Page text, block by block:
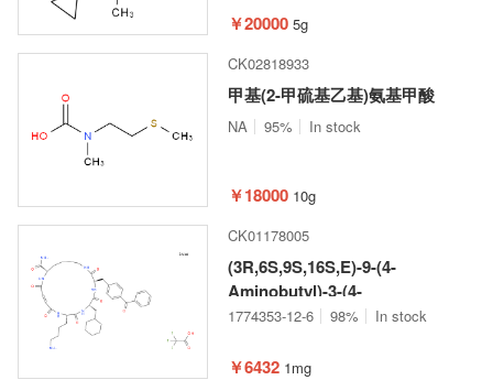
￥20000 5g
CK02818933
甲基(2-甲硫基乙基)氨基甲酸
NA 95% In stock
￥18000 10g
CK01178005
(3R,6S,9S,16S,E)-9-(4-
Aminobutyl)-3-(4-
benzoylbenzyl)-6-
pentaoxo-1,4,7,10,15-
1774353-12-6 98% In stock
￥6432 1mg